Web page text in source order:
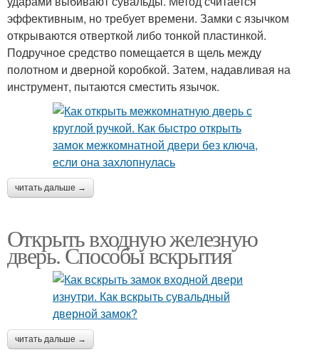
эффективным, но требует времени. Замки с язычком
открываются отверткой либо тонкой пластинкой.
Подручное средство помещается в щель между
полотном и дверной коробкой. Затем, надавливая на
инструмент, пытаются сместить язычок.
читать дальше →
Открыть входную железную
дверь. Способы вскрытия
читать дальше →